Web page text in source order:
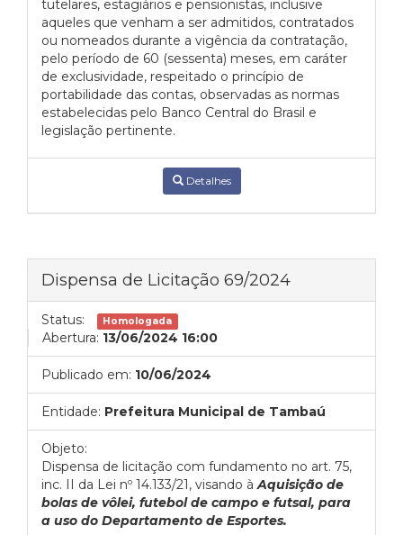
tutelares, estagiários e pensionistas, inclusive
aqueles que venham a ser admitidos, contratados
ou nomeados durante a vigência da contratação,
pelo período de 60 (sessenta) meses, em caráter
de exclusividade, respeitado o princípio de
portabilidade das contas, observadas as normas
estabelecidas pelo Banco Central do Brasil e
legislação pertinente.
Detalhes
Dispensa de Licitação 69/2024
Status: Homologada
Abertura: 13/06/2024 16:00
Publicado em: 10/06/2024
Entidade: Prefeitura Municipal de Tambaú
Objeto:
Dispensa de licitação com fundamento no art. 75,
inc. II da Lei nº 14.133/21, visando àAquisição de
bolas de vôlei, futebol de campo e futsal, para
a uso do Departamento de Esportes.